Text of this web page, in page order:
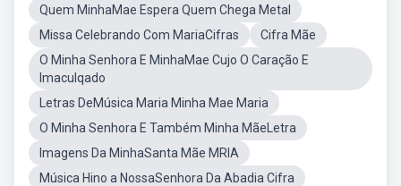
Quem MinhaMae Espera Quem Chega Metal
Missa Celebrando Com MariaCifras
Cifra Mãe
O Minha Senhora E MinhaMae Cujo O Caração E
Imaculqado
Letras DeMúsica Maria Minha Mae Maria
O Minha Senhora E Também Minha MãeLetra
Imagens Da MinhaSanta Mãe MRIA
Música Hino a NossaSenhora Da Abadia Cifra